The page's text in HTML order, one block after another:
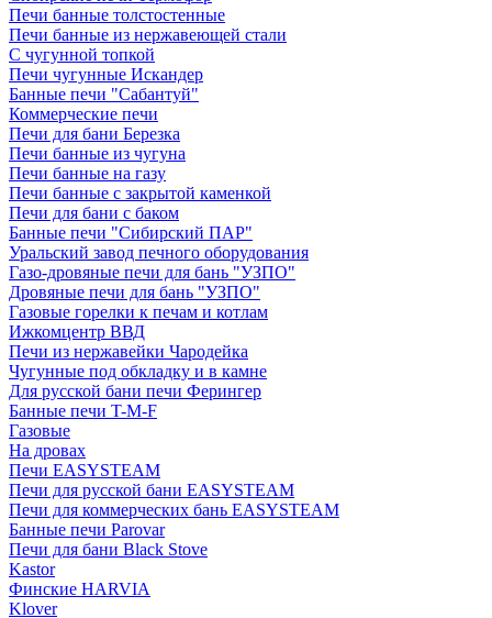
Печи банные толстостенные
Печи банные из нержавеющей стали
С чугунной топкой
Печи чугунные Искандер
Банные печи "Сабантуй"
Коммерческие печи
Печи для бани Березка
Печи банные из чугуна
Печи банные на газу
Печи банные с закрытой каменкой
Печи для бани с баком
Банные печи "Сибирский ПАР"
Уральский завод печного оборудования
Газо-дровяные печи для бань "УЗПО"
Дровяные печи для бань "УЗПО"
Газовые горелки к печам и котлам
Ижкомцентр ВВД
Печи из нержавейки Чародейка
Чугунные под обкладку и в камне
Для русской бани печи Ферингер
Банные печи T-M-F
Газовые
На дровах
Печи EASYSTEAM
Печи для русской бани EASYSTEAM
Печи для коммерческих бань EASYSTEAM
Банные печи Parovar
Печи для бани Black Stove
Kastor
Финские HARVIA
Klover